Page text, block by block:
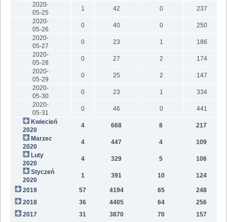
2020-
05-25
1 42 0
237
2020-
05-26
0 40 0
250
2020-
05-27
0 23 1
186
2020-
05-28
0 27 2
174
2020-
05-29
0 25 2
147
2020-
05-30
0 23 1
334
2020-
05-31
0 46 0
441
Kwiecień
2020
4 668 8 217
Marzec
2020
4 447 4 109
Luty
2020
4 329 5 106
Styczeń
2020
1 391 10 124
2019 57 4194 65 248
2018
36 4405 64 256
2017
31 3870 70
157